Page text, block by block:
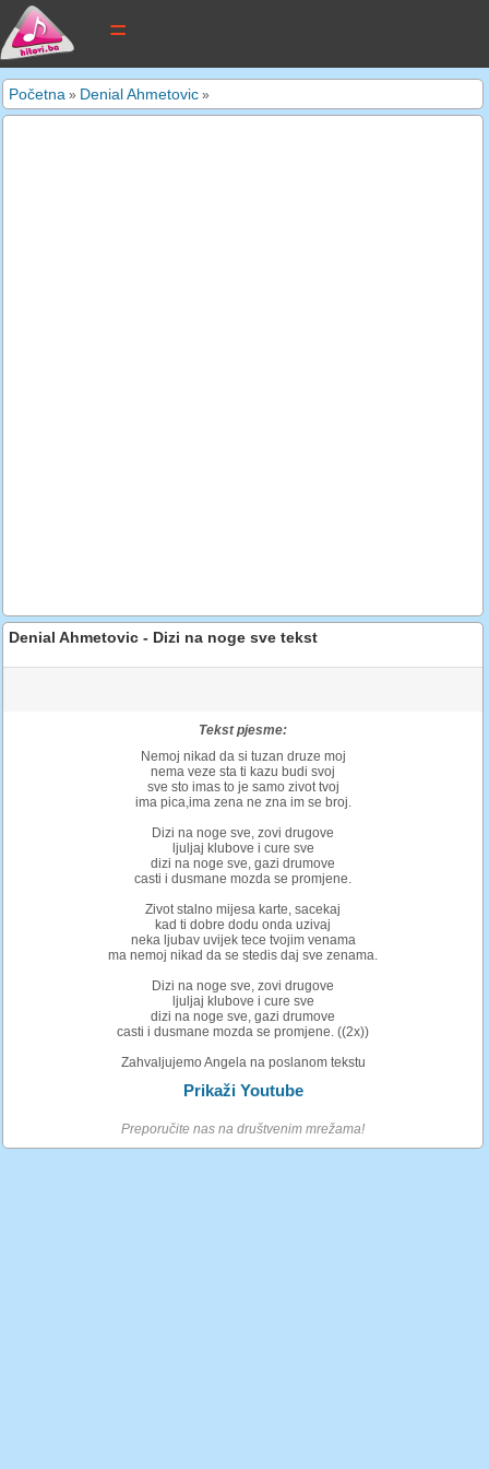
tekstovi pjesama
Početna » Denial Ahmetovic »
Denial Ahmetovic - Dizi na noge sve tekst
Tekst pjesme:
Nemoj nikad da si tuzan druze moj
nema veze sta ti kazu budi svoj
sve sto imas to je samo zivot tvoj
ima pica,ima zena ne zna im se broj.
Dizi na noge sve, zovi drugove
ljuljaj klubove i cure sve
dizi na noge sve, gazi drumove
casti i dusmane mozda se promjene.
Zivot stalno mijesa karte, sacekaj
kad ti dobre dodu onda uzivaj
neka ljubav uvijek tece tvojim venama
ma nemoj nikad da se stedis daj sve zenama.
Dizi na noge sve, zovi drugove
ljuljaj klubove i cure sve
dizi na noge sve, gazi drumove
casti i dusmane mozda se promjene. ((2x))
Zahvaljujemo Angela na poslanom tekstu
Prikaži Youtube
Preporučite nas na društvenim mrežama!